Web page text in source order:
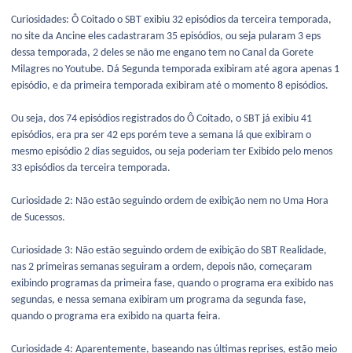
Curiosidades: Ô Coitado o SBT exibiu 32 episódios da terceira temporada,
no site da Ancine eles cadastraram 35 episódios, ou seja pularam 3 eps
dessa temporada, 2 deles se não me engano tem no Canal da Gorete
Milagres no Youtube. Dá Segunda temporada exibiram até agora apenas 1
episódio, e da primeira temporada exibiram até o momento 8 episódios.
Ou seja, dos 74 episódios registrados do Ô Coitado, o SBT já exibiu 41
episódios, era pra ser 42 eps porém teve a semana lá que exibiram o
mesmo episódio 2 dias seguidos, ou seja poderiam ter Exibido pelo menos
33 episódios da terceira temporada.
Curiosidade 2: Não estão seguindo ordem de exibição nem no Uma Hora
de Sucessos.
Curiosidade 3: Não estão seguindo ordem de exibição do SBT Realidade,
nas 2 primeiras semanas seguiram a ordem, depois não, começaram
exibindo programas da primeira fase, quando o programa era exibido nas
segundas, e nessa semana exibiram um programa da segunda fase,
quando o programa era exibido na quarta feira.
Curiosidade 4: Aparentemente, baseando nas últimas reprises, estão meio